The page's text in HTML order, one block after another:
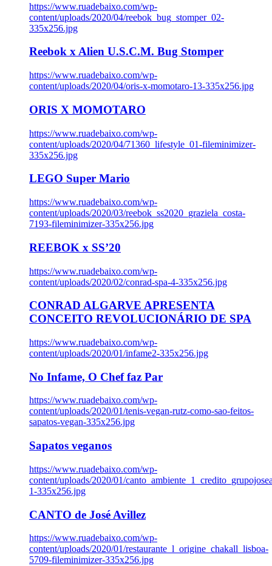
https://www.ruadebaixo.com/wp-
content/uploads/2020/04/reebok_bug_stomper_02-
335x256.jpg
Reebok x Alien U.S.C.M. Bug Stomper
https://www.ruadebaixo.com/wp-
content/uploads/2020/04/oris-x-momotaro-13-335x256.jpg
ORIS X MOMOTARO
https://www.ruadebaixo.com/wp-
content/uploads/2020/04/71360_lifestyle_01-fileminimizer-
335x256.jpg
LEGO Super Mario
https://www.ruadebaixo.com/wp-
content/uploads/2020/03/reebok_ss2020_graziela_costa-
7193-fileminimizer-335x256.jpg
REEBOK x SS’20
https://www.ruadebaixo.com/wp-
content/uploads/2020/02/conrad-spa-4-335x256.jpg
CONRAD ALGARVE APRESENTA
CONCEITO REVOLUCIONÁRIO DE SPA
https://www.ruadebaixo.com/wp-
content/uploads/2020/01/infame2-335x256.jpg
No Infame, O Chef faz Par
https://www.ruadebaixo.com/wp-
content/uploads/2020/01/tenis-vegan-rutz-como-sao-feitos-
sapatos-vegan-335x256.jpg
Sapatos veganos
https://www.ruadebaixo.com/wp-
content/uploads/2020/01/
1-335x256.jpg
CANTO de José Avillez
https://www.ruadebaixo.com/wp-
content/uploads/2020/01/restaurante_l_origine_chakall_lisboa-
5709-fileminimizer-335x256.jpg